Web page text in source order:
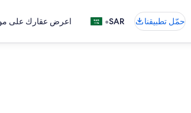
حمّل تطبيقنا SAR
• اعرض عقارك على